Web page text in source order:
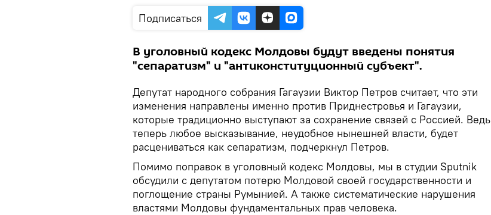
Подписаться
В уголовный кодекс Молдовы будут введены понятия
"сепаратизм" и "антиконституционный субъект".
Депутат народного собрания Гагаузии Виктор Петров считает, что эти
изменения направлены именно против Приднестровья и Гагаузии,
которые традиционно выступают за сохранение связей с Россией. Ведь
теперь любое высказывание, неудобное нынешней власти, будет
расцениваться как сепаратизм, подчеркнул Петров.
Помимо поправок в уголовный кодекс Молдовы, мы в студии Sputnik
обсудили с депутатом потерю Молдовой своей государственности и
поглощение страны Румынией. А также систематические нарушения
властями Молдовы фундаментальных прав человека.